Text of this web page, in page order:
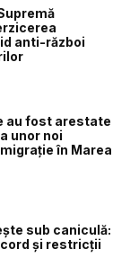
anti-război
au fost arestate
unor noi
în Marea
sub caniculă:
și restricții